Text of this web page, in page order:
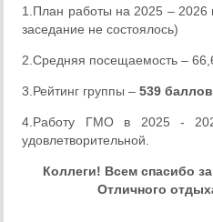
1.План работы на 2025 –
заседание не состоялось)
2.Средняя посещаемость –
3.Рейтинг группы –539
4.Работу ГМО в 2025 -
удовлетворительной.
Коллеги! Всем спасибо
Отличного